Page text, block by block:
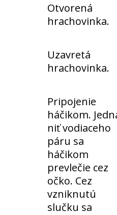
Otvorená
hrachovinka.
Uzavretá
hrachovinka.
Pripojenie
háčikom.
niť vodiaceho
páru sa
háčikom
prevlečie cez
očko. Cez
vzniknutú
slučku sa